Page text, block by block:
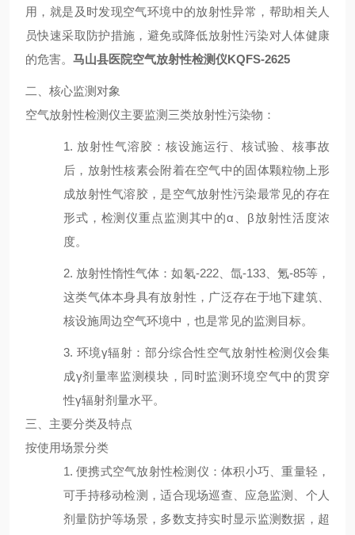
用，就是及时发现空气环境中的放射性异常，帮助相关人
员快速采取防护措施，避免或降低放射性污染对人体健康
的危害。 马山县医院空气放射性检测仪KQFS-2625
二、核心监测对象
空气放射性检测仪主要监测三类放射性污染物：
1. 放射性气溶胶：核设施运行、核试验、核事故
后，放射性核素会附着在空气中的固体颗粒物上形
成放射性气溶胶，是空气放射性污染最常见的存在
形式，检测仪重点监测其中的α β放射性活度浓
度。
2. 放射性惰性气体：如氡-222、氙-133、氪-85等，
这类气体本身具有放射性，广泛存在于地下建筑、
核设施周边空气环境中，也是常见的监测目标。
3. 环境γ辐射：部分综合性空气放射性检测仪会集
成γ剂量率监测模块，同时监测环境空气中的贯穿
性γ辐射剂量水平。
三、主要分类及特点
按使用场景分类
1.便携式空气放射性检测仪：体积小巧、重量轻，
可手持移动检测，适合现场巡查、应急监测、个人
剂量防护等场景，多数支持实时显示监测数据，超